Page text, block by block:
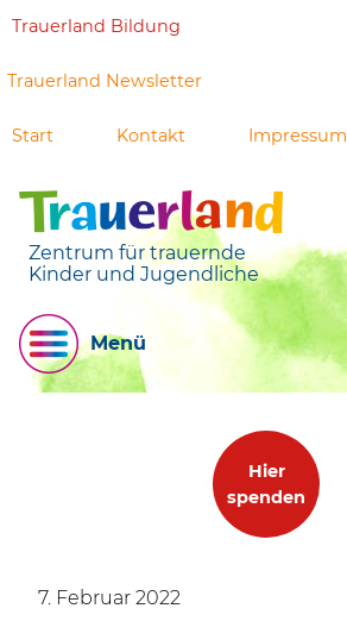
Trauerland Bildung
Trauerland Newsletter
Start Kontakt Impressum
Zentrum für trauernde
Kinder und Jugendliche
Menü
Hier
spenden
7. Februar 2022